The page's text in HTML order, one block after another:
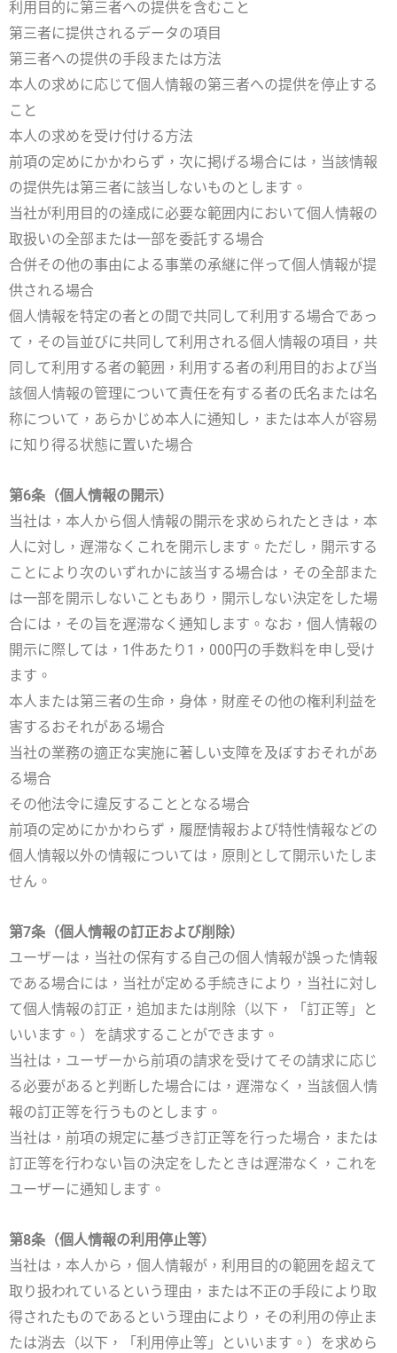
利用目的に第三者への提供を含むこと
第三者に提供されるデータの項目
第三者への提供の手段または方法
本人の求めに応じて個人情報の第三者への提供を停止する
こと
本人の求めを受け付ける方法
前項の定めにかかわらず，次に掲げる場合には，当該情報
の提供先は第三者に該当しないものとします。
当社が利用目的の達成に必要な範囲内において個人情報の
取扱いの全部または一部を委託する場合
合併その他の事由による事業の承継に伴って個人情報が提
供される場合
個人情報を特定の者との間で共同して利用する場合であっ
て，その旨並びに共同して利用される個人情報の項目，共
同して利用する者の範囲，利用する者の利用目的および当
該個人情報の管理について責任を有する者の氏名または名
称について，あらかじめ本人に通知し，または本人が容易
に知り得る状態に置いた場合
第6条（個人情報の開示）
当社は，本人から個人情報の開示を求められたときは，本
人に対し，遅滞なくこれを開示します。ただし，開示する
ことにより次のいずれかに該当する場合は，その全部また
は一部を開示しないこともあり，開示しない決定をした場
合には，その旨を遅滞なく通知します。なお，個人情報の
開示に際しては，1件あたり1，000円の手数料を申し受け
ます。
本人または第三者の生命，身体，財産その他の権利利益を
害するおそれがある場合
当社の業務の適正な実施に著しい支障を及ぼすおそれがあ
る場合
その他法令に違反することとなる場合
前項の定めにかかわらず，履歴情報および特性情報などの
個人情報以外の情報については，原則として開示いたしま
せん。
第7条（個人情報の訂正および削除）
ユーザーは，当社の保有する自己の個人情報が誤った情報
である場合には，当社が定める手続きにより，当社に対し
て個人情報の訂正，追加または削除（以下，「訂正等」と
いいます。）を請求することができます。
当社は，ユーザーから前項の請求を受けてその請求に応じ
る必要があると判断した場合には，遅滞なく，当該個人情
報の訂正等を行うものとします。
当社は，前項の規定に基づき訂正等を行った場合，または
訂正等を行わない旨の決定をしたときは遅滞なく，これを
ユーザーに通知します。
第8条（個人情報の利用停止等）
当社は，本人から，個人情報が，利用目的の範囲を超えて
取り扱われているという理由，または不正の手段により取
得されたものであるという理由により，その利用の停止ま
たは消去（以下，「利用停止等」といいます。）を求めら